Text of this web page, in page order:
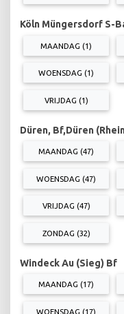
Köln Müngersdorf S-
MAANDAG (1)
WOENSDAG (1)
VRIJDAG (1)
Düren, Bf,Düren
MAANDAG (47)
WOENSDAG (47)
VRIJDAG (47)
ZONDAG (32)
Windeck Au (Sieg) Bf
MAANDAG (17)
WOENSDAG (17)